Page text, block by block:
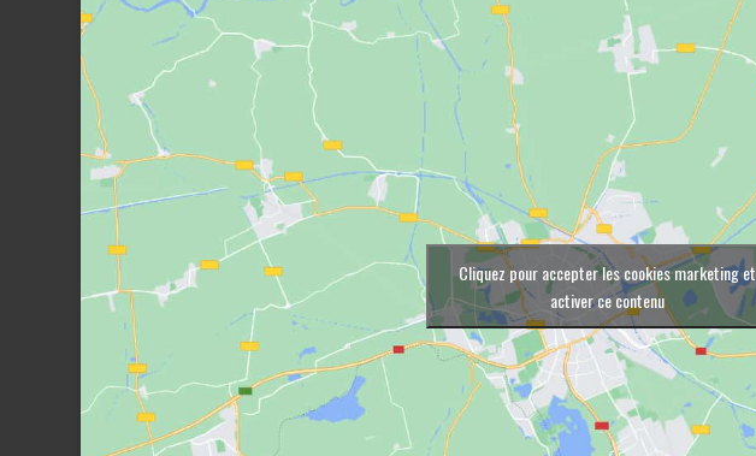
Cliquez pour accepter les cookies marketing et
activer ce contenu